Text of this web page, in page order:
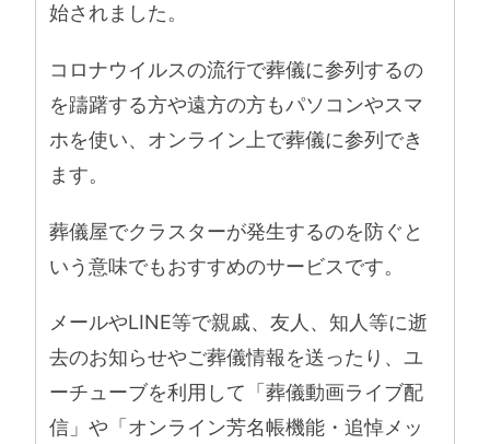
始されました。
コロナウイルスの流行で葬儀に参列するの
を躊躇する方や遠方の方もパソコンやスマ
ホを使い、オンライン上で葬儀に参列でき
ます。
葬儀屋でクラスターが発生するのを防ぐと
いう意味でもおすすめのサービスです。
メールやLINE等で親戚、友人、知人等に逝
去のお知らせやご葬儀情報を送ったり、ユ
ーチューブを利用して「葬儀動画ライブ配
信」や「オンライン芳名帳機能・追悼メッ